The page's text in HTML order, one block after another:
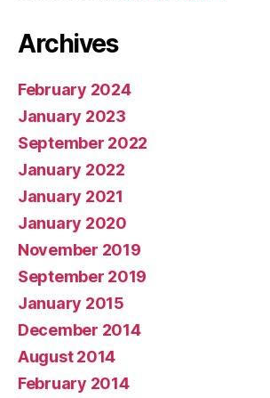
Archives
February 2024
January 2023
September 2022
January 2022
January 2021
January 2020
November 2019
September 2019
January 2015
December 2014
August 2014
February 2014